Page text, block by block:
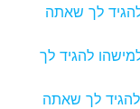
לך שאתה
להגיד לך
לך שאתה